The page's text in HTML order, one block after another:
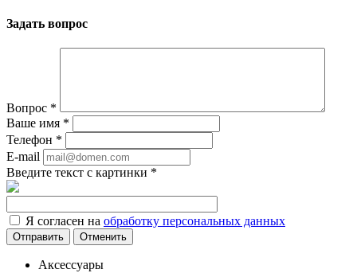
Задать вопрос
Вопрос *
Ваше имя *
Телефон *
E-mail
Введите текст с картинки *
Я согласен на обработку персональных данных
Отменить
Аксессуары